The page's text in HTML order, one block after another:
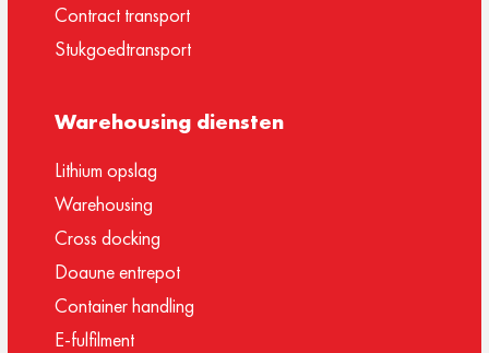
Contract transport
Stukgoedtransport
Warehousing diensten
Lithium opslag
Warehousing
Cross docking
Doaune entrepot
Container handling
E-fulfilment